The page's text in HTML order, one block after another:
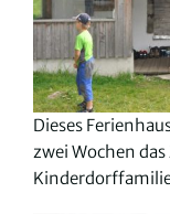
Dieses
zwei Wochen